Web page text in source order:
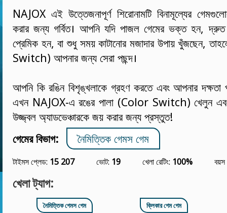
NAJOX এই উত্তেজনাপূর্ণ শিরোনামটি বিনামূল্যের
করার জন্য গর্বিত। আপনি যদি পাজল গেমের ভক্ত হন, দ্রুত
প্রেমিক হন, বা শুধু সময় কাটানোর মজাদার উপায় খুঁজছেন,
Switch) আপনার জন্য সেরা পছন্দ।
আপনি কি রঙিন বিশৃঙ্খলাকে গ্রহণ করতে এবং আপনার
এখন NAJOX-এ রঙের পালা (Color Switch) খেলুন
উজ্জ্বল অ্যাডভেঞ্চারকে জয় করার জন্য প্রস্তুত!
গেমের বিভাগ:
নৈমিত্তিক গেমস গেম
টাইমস প্লেড: 15 207 ভোট: 19 খেলা রেটিং: 100% বয়স
খেলা ট্যাগ:
নৈমিত্তিক গেমস গেম ক্লিকার গেম গেম